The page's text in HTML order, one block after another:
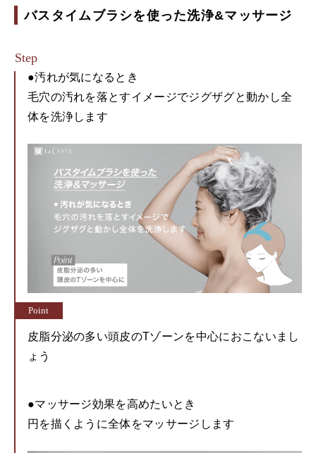
バスタイムブラシを使った洗浄&マッサージ
●汚れが気になるとき
毛穴の汚れを落とすイメージでジグザグと動かし全
体を洗浄します
皮脂分泌の多い頭皮のTゾーンを中心におこないまし
ょう
●マッサージ効果を高めたいとき
円を描くように全体をマッサージします